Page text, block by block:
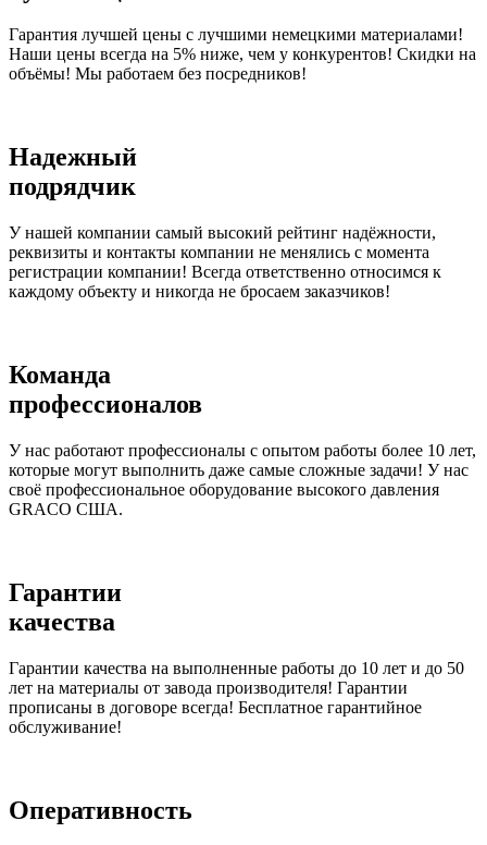
Гарантия лучшей цены с лучшими немецкими материалами!
Наши цены всегда на 5% ниже, чем у конкурентов! Скидки на
объёмы! Мы работаем без посредников!
Надежный
подрядчик
У нашей компании самый высокий рейтинг надёжности,
реквизиты и контакты компании не менялись с момента
регистрации компании! Всегда ответственно относимся к
каждому объекту и никогда не бросаем заказчиков!
Команда
профессионалов
У нас работают профессионалы с опытом работы более 10 лет,
которые могут выполнить даже самые сложные задачи! У нас
своё профессиональное оборудование высокого давления
GRACO США.
Гарантии
качества
Гарантии качества на выполненные работы до 10 лет и до 50
лет на материалы от завода производителя! Гарантии
прописаны в договоре всегда! Бесплатное гарантийное
обслуживание!
Оперативность